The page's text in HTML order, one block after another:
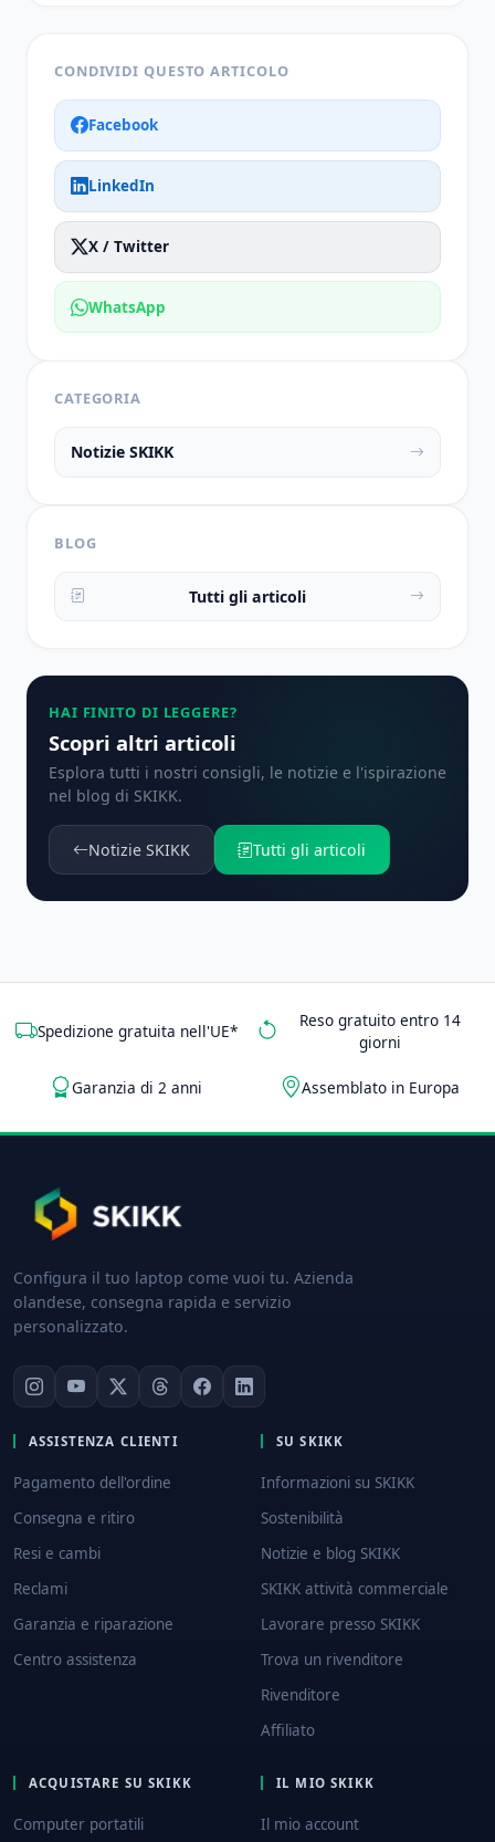
CONDIVIDI QUESTO ARTICOLO
Facebook
LinkedIn
X / Twitter
WhatsApp
CATEGORIA
Notizie SKIKK
BLOG
Tutti gli articoli
HAI FINITO DI LEGGERE?
Scopri altri articoli
Esplora tutti i nostri consigli, le notizie e l'ispirazione
nel blog di SKIKK.
Notizie SKIKK Tutti gli articoli
Spedizione gratuita nell'UE*
Reso gratuito entro 14
giorni
Garanzia di 2 anni Assemblato in Europa
Configura il tuo laptop come vuoi tu. Azienda
olandese, consegna rapida e servizio
personalizzato.
ASSISTENZA CLIENTI
Pagamento dell'ordine
Consegna e ritiro
Resi e cambi
Reclami
Garanzia e riparazione
Centro assistenza
SU SKIKK
Informazioni su SKIKK
Sostenibilità
Notizie e blog SKIKK
SKIKK attività commerciale
Lavorare presso SKIKK
Trova un rivenditore
Rivenditore
Affiliato
ACQUISTARE SU SKIKK
Computer portatili
IL MIO SKIKK
Il mio account